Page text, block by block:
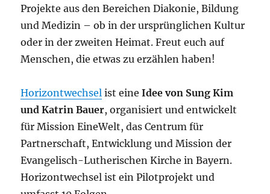
Projekte aus den Bereichen Diakonie, Bildung
und Medizin – ob in der ursprünglichen Kultur
oder in der zweiten Heimat. Freut euch auf
Menschen, die etwas zu erzählen haben!
Horizontwechsel ist eineIdee von Sung Kim
und Katrin Bauer, organisiert und entwickelt
für Mission EineWelt, das Centrum für
Partnerschaft, Entwicklung und Mission der
Evangelisch-Lutherischen Kirche in Bayern.
Horizontwechsel ist ein Pilotprojekt und